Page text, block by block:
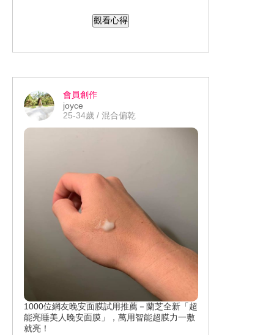
到外綻放。 趁難得的晴天測試防曬效
太陽下一整天並沒有明顯曬黑。雖然化
臉，不需大費周章的用到強卸產品，毛
孔就能大口深呼吸了～整體值得繼續使
用！
觀看心得
會員創作
joyce
25-34歲 / 混合偏乾
1000位網友晚安面膜試用推薦－蘭芝全新「超
能亮睡美人晚安面膜」，萬用智能超膜力一敷
就亮！